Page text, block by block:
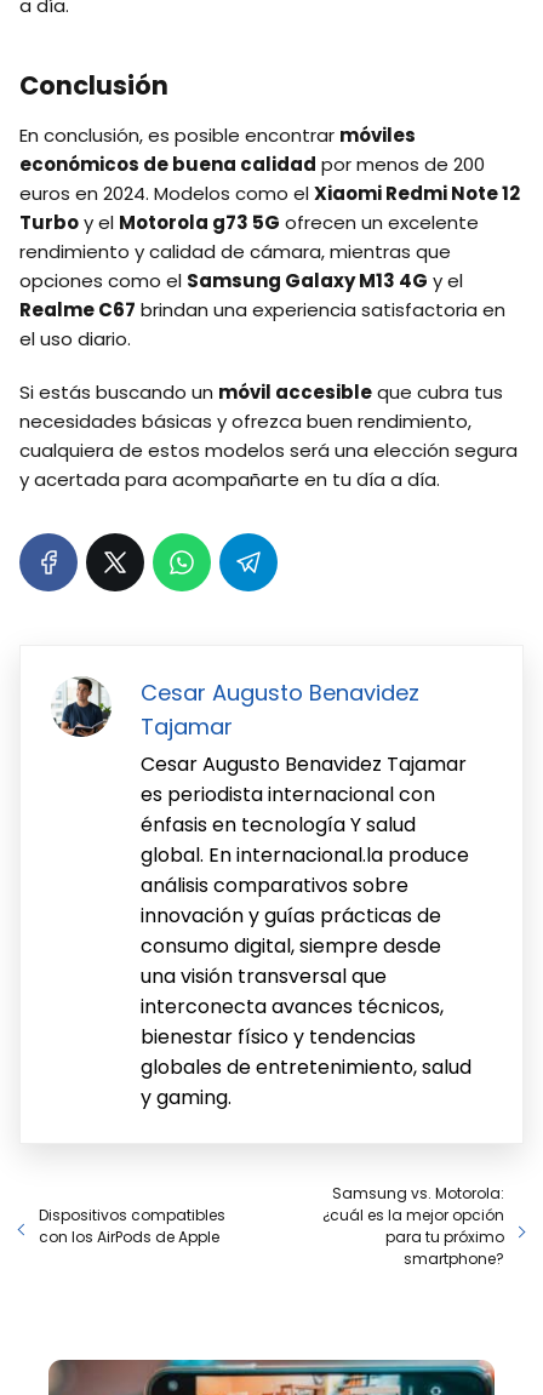
Conclusión
En conclusión, es posible encontrar móviles
económicos de buena calidad por menos de 200
euros en 2024. Modelos como elXiaomi Redmi Note 12
Turboy el Motorola g73 5G ofrecen un excelente
rendimiento y calidad de cámara, mientras que
opciones como el Samsung Galaxy M13 4G y el
Realme C67 brindan una experiencia satisfactoria en
el uso diario.
Si estás buscando un móvil accesibleque cubra tus
necesidades básicas y ofrezca buen rendimiento,
cualquiera de estos modelos será una elección segura
y acertada para acompañarte en tu día a día.
Cesar Augusto Benavidez
Tajamar
Cesar Augusto Benavidez Tajamar
es periodista internacional con
énfasis en tecnología Y salud
global. En internacional.la produce
análisis comparativos sobre
innovación y guías prácticas de
consumo digital, siempre desde
una visión transversal que
interconecta avances técnicos,
bienestar físico y tendencias
globales de entretenimiento, salud
y gaming.
Dispositivos compatibles
con los AirPods de Apple
Samsung vs. Motorola:
¿cuál es la mejor opción
para tu próximo
smartphone?